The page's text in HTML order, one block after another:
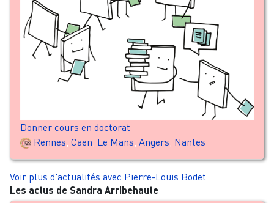
Donner cours en doctorat
Rennes Caen Le Mans Angers Nantes
Voir plus d'actualités avec Pierre-Louis Bodet
Les actus de Sandra Arribehaute